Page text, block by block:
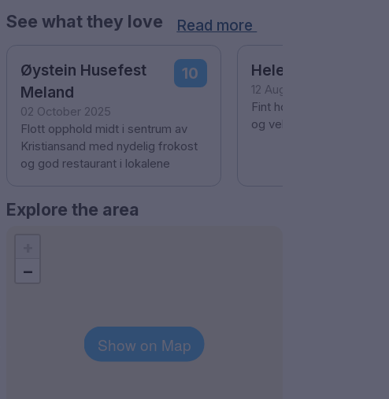
See what they love Read more
Øystein Husefest
Meland
02 October 2025
10
Flott opphold midt i sentrum av
Kristiansand med nydelig frokost
og god restaurant i lokalene
Helene Klæbo
12 August 2025
Fint hotell med god
og veldig gode senger.
Explore the area
Show on Map
−